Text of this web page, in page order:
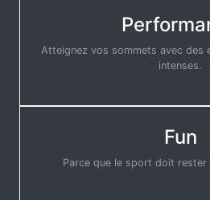
Atteignez vos sommets avec des
intenses.
Fun
Parce que le sport doit rester